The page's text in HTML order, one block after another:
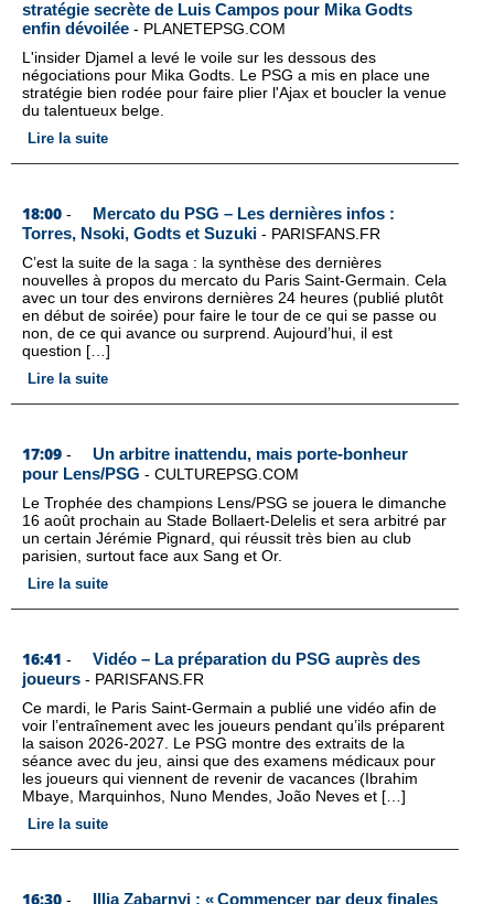
stratégie secrète de Luis Campos pour Mika Godts
enfin dévoilée - PLANETEPSG.COM
L'insider Djamel a levé le voile sur les dessous des
négociations pour Mika Godts. Le PSG a mis en place une
stratégie bien rodée pour faire plier l'Ajax et boucler la venue
du talentueux belge.
Lire la suite
18:00 -
Mercato du PSG – Les dernières infos :
Torres, Nsoki, Godts et Suzuki - PARISFANS.FR
C’est la suite de la saga : la synthèse des dernières
nouvelles à propos du mercato du Paris Saint-Germain. Cela
avec un tour des environs dernières 24 heures (publié plutôt
en début de soirée) pour faire le tour de ce qui se passe ou
non, de ce qui avance ou surprend. Aujourd’hui, il est
question […]
Lire la suite
17:09 -
Un arbitre inattendu, mais porte-bonheur
pour Lens/PSG - CULTUREPSG.COM
Le Trophée des champions Lens/PSG se jouera le dimanche
16 août prochain au Stade Bollaert-Delelis et sera arbitré par
un certain Jérémie Pignard, qui réussit très bien au club
parisien, surtout face aux Sang et Or.
Lire la suite
16:41 -
Vidéo – La préparation du PSG auprès des
joueurs - PARISFANS.FR
Ce mardi, le Paris Saint-Germain a publié une vidéo afin de
voir l’entraînement avec les joueurs pendant qu’ils préparent
la saison 2026-2027. Le PSG montre des extraits de la
séance avec du jeu, ainsi que des examens médicaux pour
les joueurs qui viennent de revenir de vacances (Ibrahim
Mbaye, Marquinhos, Nuno Mendes, João Neves et […]
Lire la suite
16:30 - Illia Zabarnyi : « Commencer par deux finales